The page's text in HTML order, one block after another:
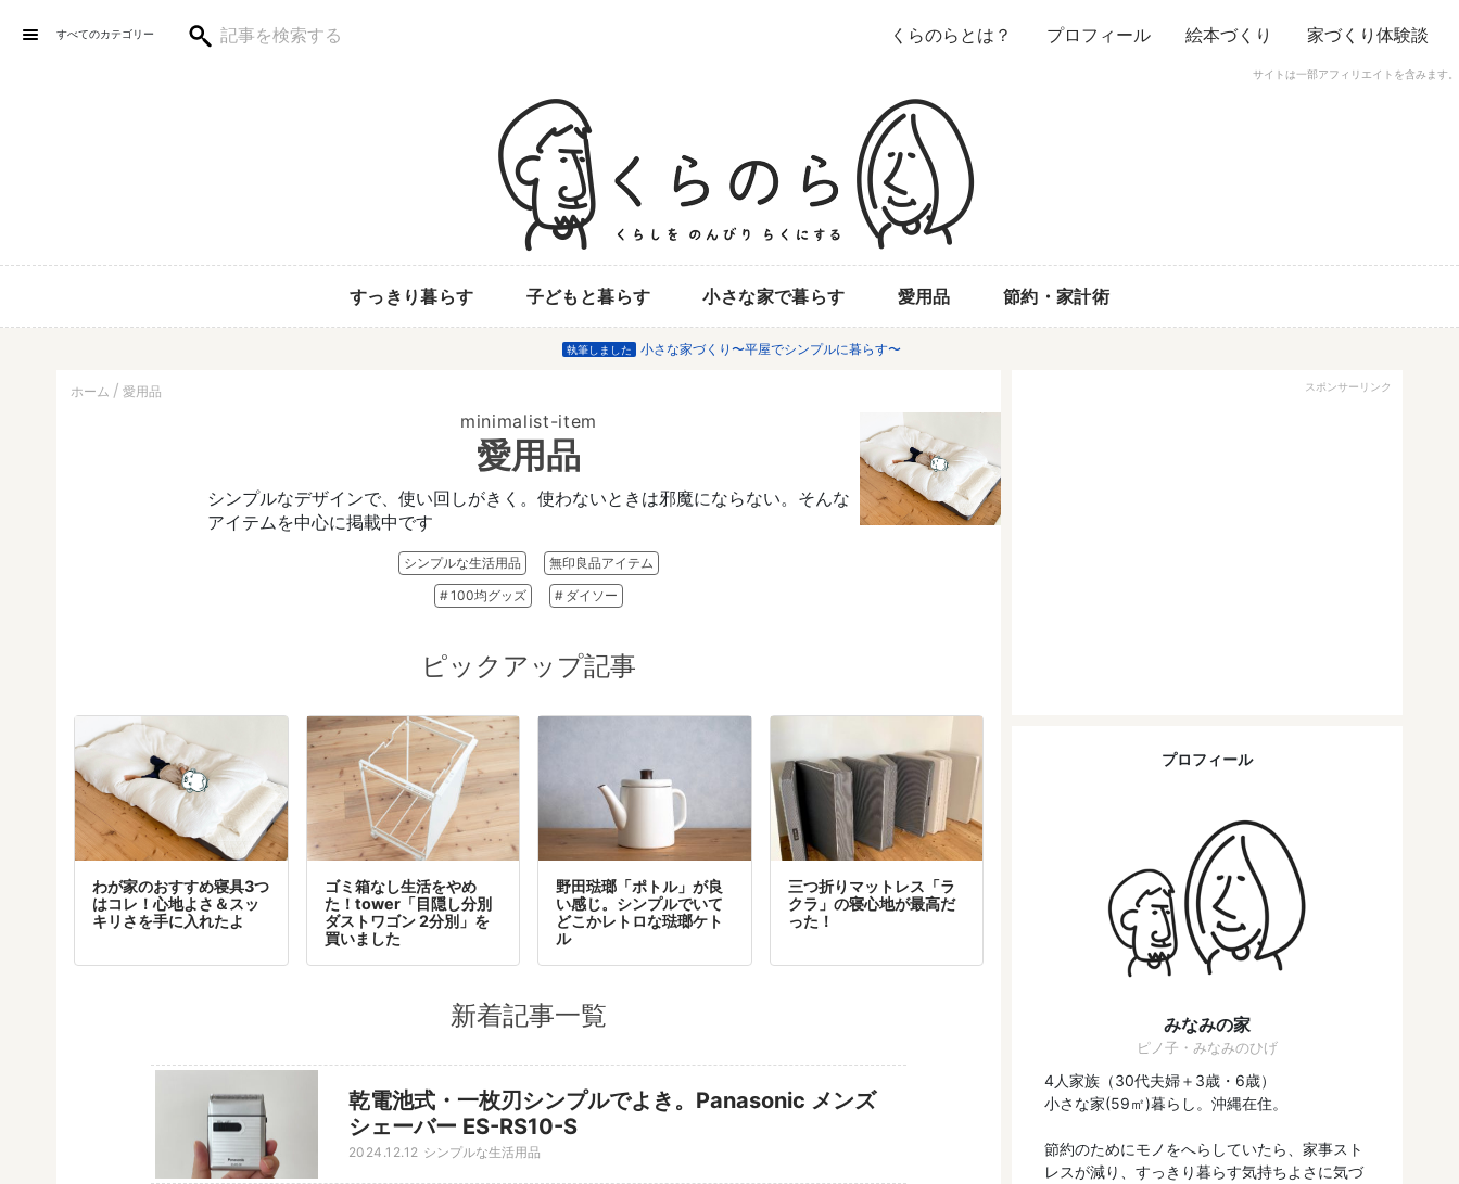
サイトは一部アフィリエイトを含みます。
すべてのカテゴリー くらのらとは？ プロフィール 絵本づくり 家づくり体験談
すっきり暮らす 子どもと暮らす 小さな家で暮らす 愛用品 節約・家計術
執筆しました 小さな家づくり〜平屋でシンプルに暮らす〜
ホーム 愛用品
minimalist-item
愛用品
シンプルなデザインで、使い回しがきく。使わないときは邪魔にならない。そんな
アイテムを中心に掲載中です
シンプルな生活用品
無印良品アイテム
100均グッズ
ダイソー
ピックアップ記事
わが家のおすすめ寝具3つ
はコレ！心地よさ＆スッ
キリさを手に入れたよ
ゴミ箱なし生活をやめ
た！tower「目隠し分別
ダストワゴン 2分別」を
買いました
野田琺瑯「ポトル」が良
い感じ。シンプルでいて
どこかレトロな琺瑯ケト
ル
三つ折りマットレス「ラ
クラ」の寝心地が最高だ
った！
新着記事一覧
乾電池式・一枚刃シンプルでよき。Panasonic メンズ
シェーバー ES-RS10-S
2024.12.12 シンプルな生活用品
スポンサーリンク
プロフィール
みなみの家
ピノ子・みなみのひげ
4人家族（30代夫婦＋3歳・6歳）
小さな家(59㎡)暮らし。沖縄在住。
節約のためにモノをへらしていたら、家事スト
レスが減り、すっきり暮らす気持ちよさに気づ